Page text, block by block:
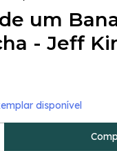
um
- Jeff
disponível